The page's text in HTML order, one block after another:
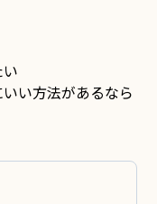
い方法があるなら